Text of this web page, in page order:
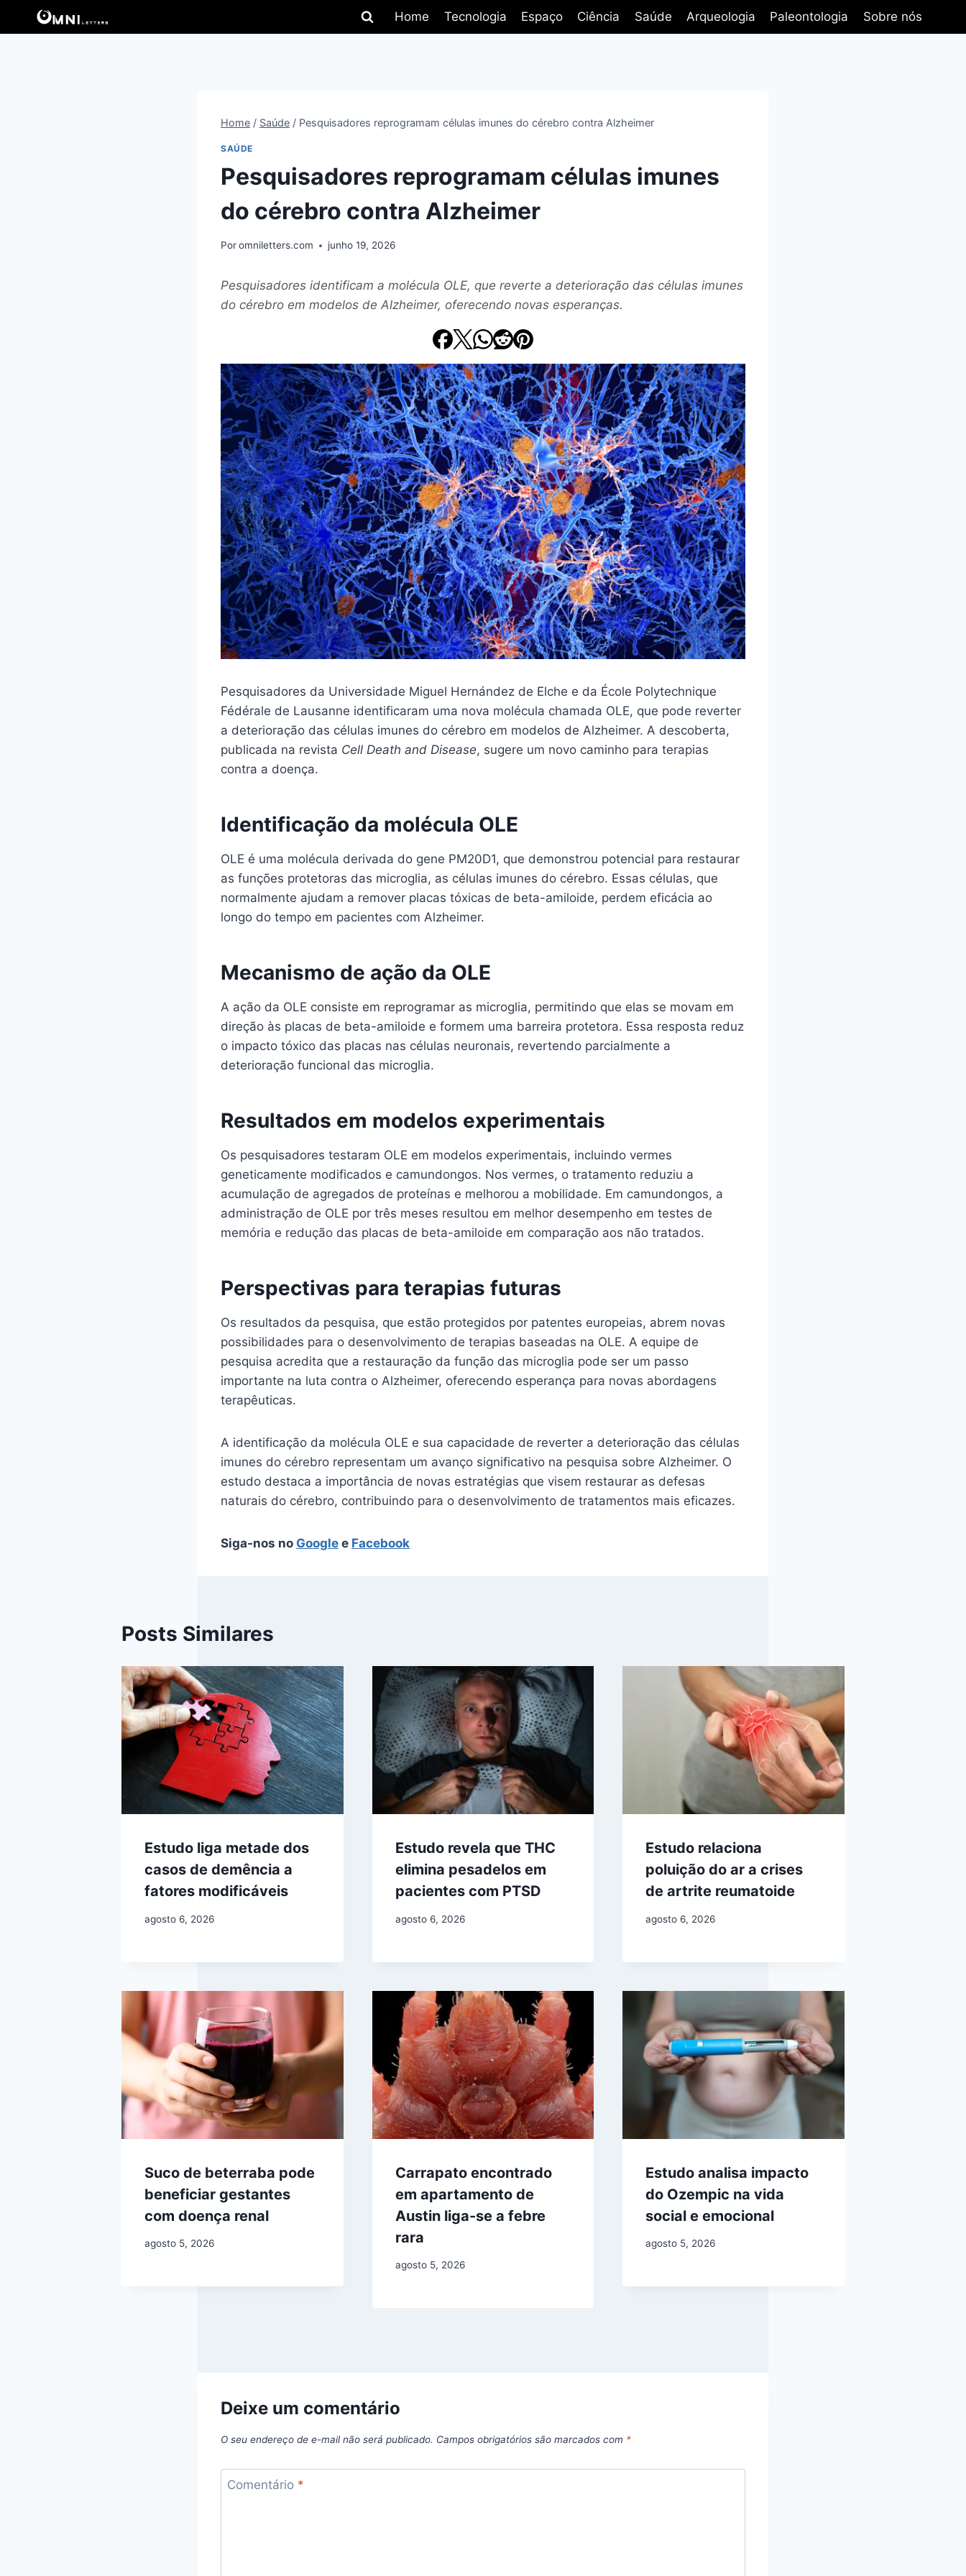
Home Tecnologia Espaço Ciência Saúde Arqueologia Paleontologia Sobre nós
Home / Saúde / Pesquisadores reprogramam células imunes do cérebro contra Alzheimer
SAÚDE
Pesquisadores reprogramam células imunes
do cérebro contra Alzheimer
Poromniletters.com junho 19, 2026
Pesquisadores identificam a molécula OLE, que reverte a deterioração das células imunes
do cérebro em modelos de Alzheimer, oferecendo novas esperanças.
Pesquisadores da Universidade Miguel Hernández de Elche e da École Polytechnique
Fédérale de Lausanne identificaram uma nova molécula chamada OLE, que pode reverter
a deterioração das células imunes do cérebro em modelos de Alzheimer. A descoberta,
publicada na revista Cell Death and Disease, sugere um novo caminho para terapias
contra a doença.
Identificação da molécula OLE
OLE é uma molécula derivada do gene PM20D1, que demonstrou potencial para restaurar
as funções protetoras das microglia, as células imunes do cérebro. Essas células, que
normalmente ajudam a remover placas tóxicas de beta-amiloide, perdem eficácia ao
longo do tempo em pacientes com Alzheimer.
Mecanismo de ação da OLE
A ação da OLE consiste em reprogramar as microglia, permitindo que elas se movam em
direção às placas de beta-amiloide e formem uma barreira protetora. Essa resposta reduz
o impacto tóxico das placas nas células neuronais, revertendo parcialmente a
deterioração funcional das microglia.
Resultados em modelos experimentais
Os pesquisadores testaram OLE em modelos experimentais, incluindo vermes
geneticamente modificados e camundongos. Nos vermes, o tratamento reduziu a
acumulação de agregados de proteínas e melhorou a mobilidade. Em camundongos, a
administração de OLE por três meses resultou em melhor desempenho em testes de
memória e redução das placas de beta-amiloide em comparação aos não tratados.
Perspectivas para terapias futuras
Os resultados da pesquisa, que estão protegidos por patentes europeias, abrem novas
possibilidades para o desenvolvimento de terapias baseadas na OLE. A equipe de
pesquisa acredita que a restauração da função das microglia pode ser um passo
importante na luta contra o Alzheimer, oferecendo esperança para novas abordagens
terapêuticas.
A identificação da molécula OLE e sua capacidade de reverter a deterioração das células
imunes do cérebro representam um avanço significativo na pesquisa sobre Alzheimer. O
estudo destaca a importância de novas estratégias que visem restaurar as defesas
naturais do cérebro, contribuindo para o desenvolvimento de tratamentos mais eficazes.
Siga-nos no Google e Facebook
Posts Similares
Estudo liga metade dos
casos de demência a
fatores modificáveis
agosto 6, 2026
Estudo revela que THC
elimina pesadelos em
pacientes com PTSD
agosto 6, 2026
Estudo relaciona
poluição do ar a crises
de artrite reumatoide
agosto 6, 2026
Suco de beterraba pode
beneficiar gestantes
com doença renal
agosto 5, 2026
Carrapato encontrado
em apartamento de
Austin liga-se a febre
rara
agosto 5, 2026
Estudo analisa impacto
do Ozempic na vida
social e emocional
agosto 5, 2026
Deixe um comentário
O seu endereço de e-mail não será publicado. Campos obrigatórios são marcados com *
Comentário *